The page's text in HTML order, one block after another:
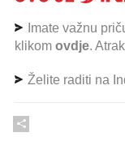
Imate važnu
klikom ovdje.
Želite raditi na